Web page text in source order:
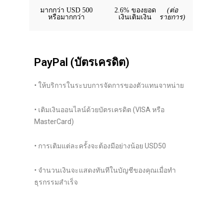
มากกว่า USD 500
หรือมากกว่า
2.6% ของยอด
เงินเติมเงิน
(ต่อ
รายการ)
PayPal (บัตรเครดิต)
• ให้บริการในระบบการจัดการของตัวแทนจาหน่าย
• เติมเงินออนไลน์ด้วยบัตรเครดิต (VISA หรือ
MasterCard)
• การเติมแต่ละครั้งจะต้องมีอย่างน้อย USD50
• จำนวนเงินจะแสดงทันทีในบัญชีของคุณเมื่อทำ
ธุรกรรมสำเร็จ